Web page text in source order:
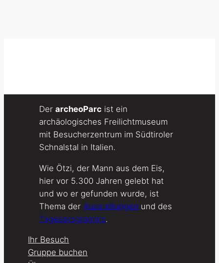
Der archeoParc ist ein
archäologisches Freilichtmuseum
mit Besucherzentrum im Südtiroler
Schnalstal in Italien.
Wie Ötzi, der Mann aus dem Eis,
hier vor 5.300 Jahren gelebt hat
und wo er gefunden wurde, ist
Thema der Ausstellungen und des
Tagesprogramms.
Ihr Besuch
Gruppe buchen